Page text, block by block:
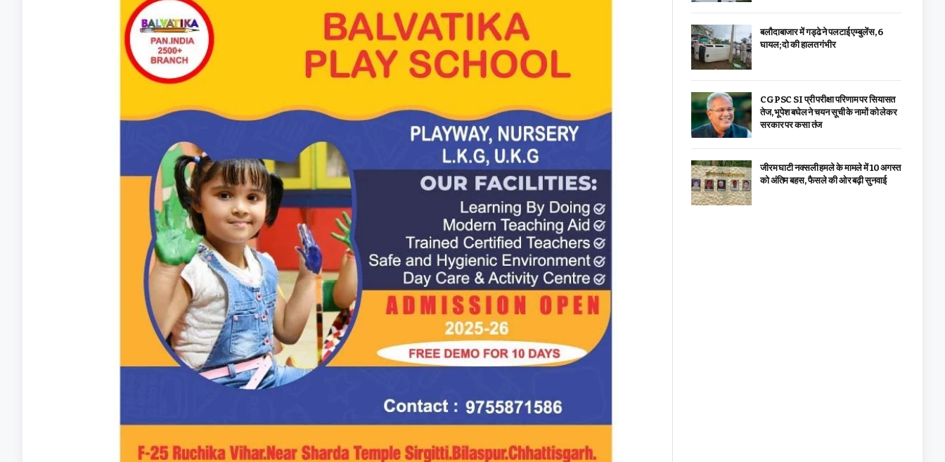
बलौदाबाजार में गड्ढे ने पलटाई एम्बुलेंस, 6
घायल; दो की हालत गंभीर
CGPSC SI प्री परीक्षा परिणाम पर सियासत
तेज, भूपेश बघेल ने चयन सूची के नामों को लेकर
सरकार पर कसा तंज
जीरम घाटी नक्सली हमले के मामले में 10 अगस्त
को अंतिम बहस, फैसले की ओर बढ़ी सुनवाई